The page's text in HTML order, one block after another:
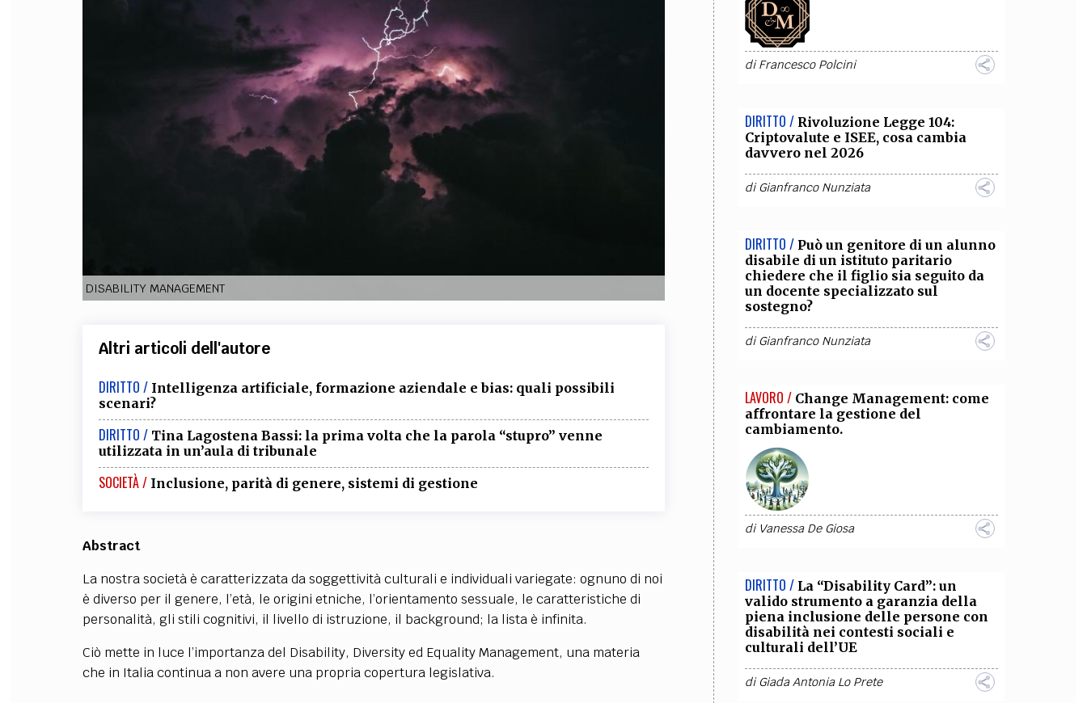
FILODIRITTO REDAZIONE COMITATO SCIENTIFICO COLLABORA CON NOI
CODICI RUBRICHE LIBRI
DISABILITY MANAGEMENT
Altri articoli dell'autore
DIRITTO / Intelligenza artificiale, formazione aziendale e bias: quali possibili
scenari?
DIRITTO / Tina Lagostena Bassi: la prima volta che la parola “stupro” venne
utilizzata in un’aula di tribunale
SOCIETÀ / Inclusione, parità di genere, sistemi di gestione
Abstract
La nostra società è caratterizzata da soggettività culturali e individuali variegate: ognuno di noi
è diverso per il genere, l’età, le origini etniche, l’orientamento sessuale, le caratteristiche di
personalità, gli stili cognitivi, il livello di istruzione, il background; la lista è infinita.
Ciò mette in luce l’importanza del Disability, Diversity ed Equality Management, una materia
che in Italia continua a non avere una propria copertura legislativa.
diFrancesco Polcini
DIRITTO / Rivoluzione Legge 104:
Criptovalute e ISEE, cosa cambia
davvero nel 2026
diGianfranco Nunziata
DIRITTO / Può un genitore di un alunno
disabile di un istituto paritario
chiedere che il figlio sia seguito da
un docente specializzato sul
sostegno?
diGianfranco Nunziata
LAVORO / Change Management: come
affrontare la gestione del
cambiamento.
di Vanessa De Giosa
DIRITTO / La “Disability Card”: un
valido strumento a garanzia della
piena inclusione delle persone con
disabilità nei contesti sociali e
culturali dell’UE
diGiada Antonia Lo Prete